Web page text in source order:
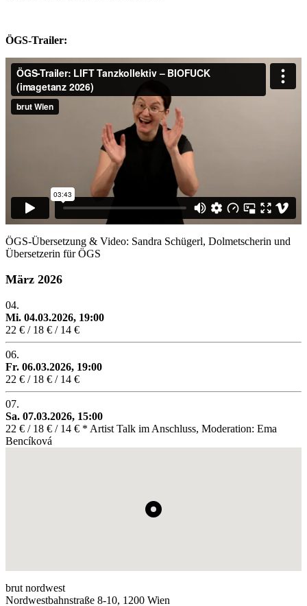
ÖGS-Trailer:
ÖGS-Übersetzung & Video: Sandra Schügerl, Dolmetscherin und
Übersetzerin für ÖGS
März 2026
04.
Mi. 04.03.2026, 19:00
22 € / 18 € / 14 €
06.
Fr. 06.03.2026, 19:00
22 € / 18 € / 14 €
07.
Sa. 07.03.2026, 15:00
22 € / 18 € / 14 € * Artist Talk im Anschluss, Moderation: Ema
Bencíková
brut nordwest
Nordwestbahnstraße 8-10, 1200 Wien